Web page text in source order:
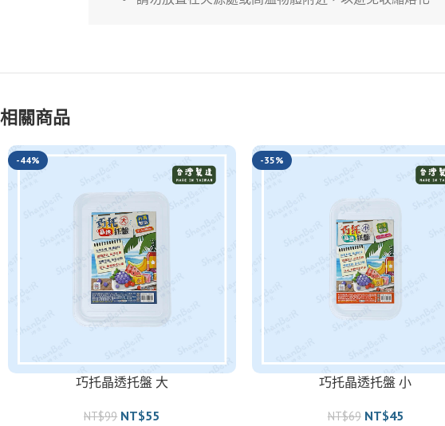
相關商品
-44%
巧托晶透托盤 大
NT$99 NT$55
-35%
巧托晶透托盤 小
NT$69 NT$45